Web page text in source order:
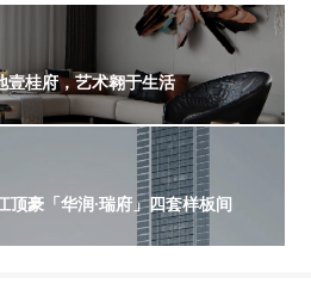
壹桂府，艺术翱于生活
顶豪「华润·瑞府」四套样板间